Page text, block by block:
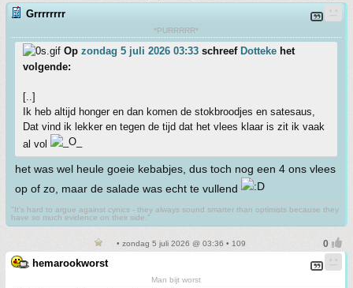
Grrrrrrrr
*PURRRRR*
Op zondag 5 juli 2026 03:33 schreef Dotteke het
volgende:
[..]
Ik heb altijd honger en dan komen de stokbroodjes en satesaus,
Dat vind ik lekker en tegen de tijd dat het vlees klaar is zit ik vaak
al vol
het was wel heule goeie kebabjes, dus toch nog een 4 ons vlees
op of zo, maar de salade was echt te vullend
"It's hard to argue against cynics - they always sound smarter than optimists because they
have so much evidence on their side."
• zondag 5 juli 2026 @ 03:36 • 109
hemarookworst
Man bijt worst